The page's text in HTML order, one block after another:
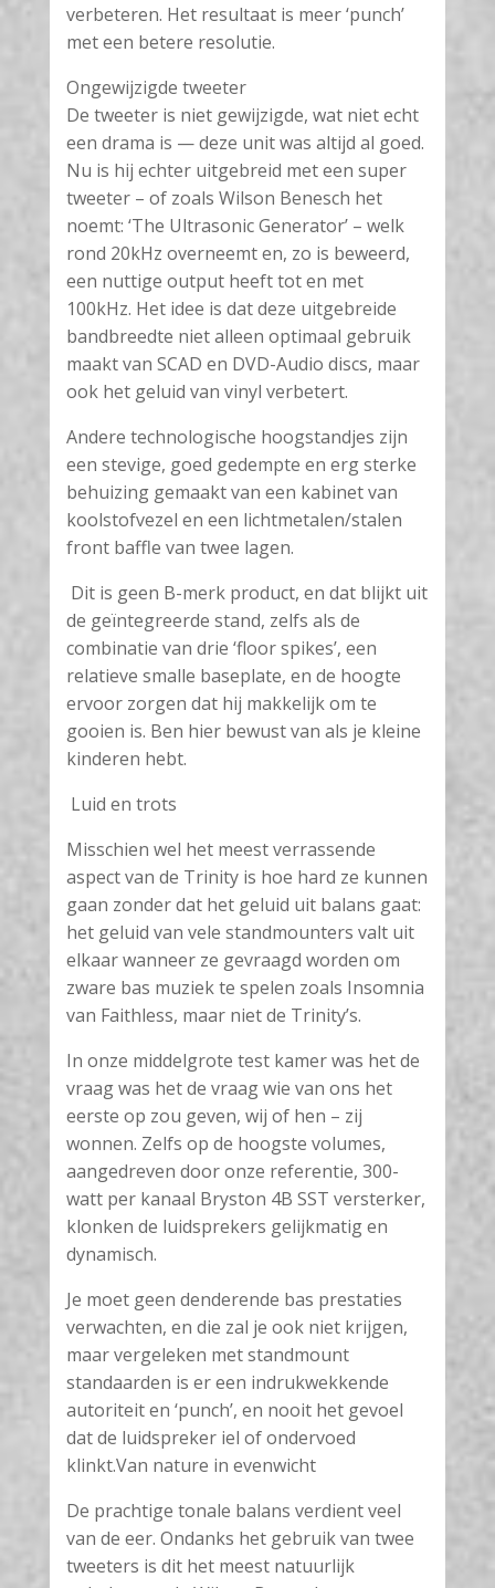
verbeteren. Het resultaat is meer ‘punch’
met een betere resolutie.
Ongewijzigde tweeter
De tweeter is niet gewijzigde, wat niet echt
een drama is — deze unit was altijd al goed.
Nu is hij echter uitgebreid met een super
tweeter – of zoals Wilson Benesch het
noemt: ‘The Ultrasonic Generator’ – welk
rond 20kHz overneemt en, zo is beweerd,
een nuttige output heeft tot en met
100kHz. Het idee is dat deze uitgebreide
bandbreedte niet alleen optimaal gebruik
maakt van SCAD en DVD-Audio discs, maar
ook het geluid van vinyl verbetert.
Andere technologische hoogstandjes zijn
een stevige, goed gedempte en erg sterke
behuizing gemaakt van een kabinet van
koolstofvezel en een lichtmetalen/stalen
front baffle van twee lagen.
Dit is geen B-merk product, en dat blijkt uit
de geïntegreerde stand, zelfs als de
combinatie van drie ‘floor spikes’, een
relatieve smalle baseplate, en de hoogte
ervoor zorgen dat hij makkelijk om te
gooien is. Ben hier bewust van als je kleine
kinderen hebt.
Luid en trots
Misschien wel het meest verrassende
aspect van de Trinity is hoe hard ze kunnen
gaan zonder dat het geluid uit balans gaat:
het geluid van vele standmounters valt uit
elkaar wanneer ze gevraagd worden om
zware bas muziek te spelen zoals Insomnia
van Faithless, maar niet de Trinity’s.
In onze middelgrote test kamer was het de
vraag was het de vraag wie van ons het
eerste op zou geven, wij of hen – zij
wonnen. Zelfs op de hoogste volumes,
aangedreven door onze referentie, 300-
watt per kanaal Bryston 4B SST versterker,
klonken de luidsprekers gelijkmatig en
dynamisch.
Je moet geen denderende bas prestaties
verwachten, en die zal je ook niet krijgen,
maar vergeleken met standmount
standaarden is er een indrukwekkende
autoriteit en ‘punch’, en nooit het gevoel
dat de luidspreker iel of ondervoed
klinkt.Van nature in evenwicht
De prachtige tonale balans verdient veel
van de eer. Ondanks het gebruik van twee
tweeters is dit het meest natuurlijk